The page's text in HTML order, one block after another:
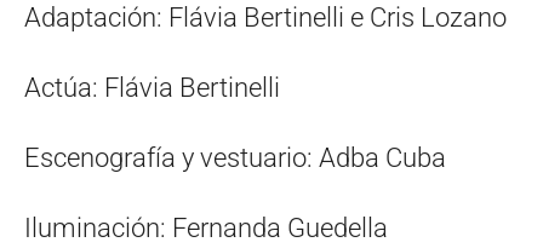
Adaptación: Flávia Bertinelli e Cris Lozano
Actúa: Flávia Bertinelli
Escenografía y vestuario: Adba Cuba
Iluminación: Fernanda Guedella